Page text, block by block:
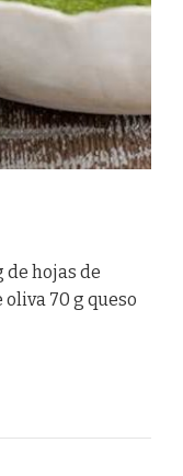
de hojas de
70 g queso